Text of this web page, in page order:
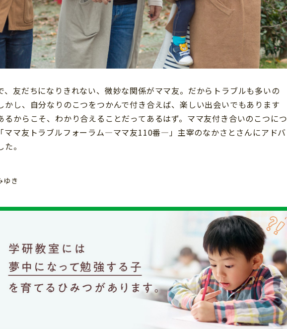
、友だちになりきれない、微妙な関係がママ友。だからトラブルも多いの
かし、自分なりのこつをつかんで付き合えば、楽しい出会いでもあります
るからこそ、わかり合えることだってあるはず。ママ友付き合いのこつにつ
ママ友トラブルフォーラム―ママ友110番―」主宰のなかさとさんにアドバ
。
ゆき